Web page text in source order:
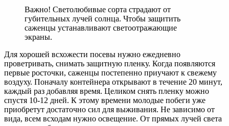
Важно! Светолюбивые сорта страдают от
губительных лучей солнца. Чтобы защитить
саженцы устанавливают светоотражающие
экраны.
Для хорошей всхожести посевы нужно ежедневно
проветривать, снимать защитную пленку. Когда появляются
первые росточки, саженцы постепенно приучают к свежему
воздуху. Поначалу контейнера открывают в течение 20 минут,
каждый раз добавляя время. Целиком снять пленку можно
спустя 10-12 дней. К этому времени молодые побеги уже
приобретут достаточно сил для выживания. Не зависимо от
вида, всем всходам нужно освещение. От прямых лучей света